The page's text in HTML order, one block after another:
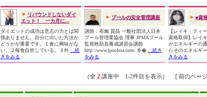
リバウンドしないダイ
エット！ 一カ月に...
ダイエットの成功は意志の力とは関
係ありません。自分に向いた方法か
どうかが重要です。１食に興味がな
い。２毎食自炊している。３外
...続
きをみる
プールの安全管理講座
講師：布施 賀晶 一般社団法人日本
プール管理業協会 理事 JPMAプール
監視救助員養成講習会講師
http://www.jpoolma.com/ 本�
...続き
をみる
■資
【レイキ・ティ
資格取得】レイ
がエネルギーの
らそのエネルギ
きをみる
（全 2 講座中 1-2件目を表示） [ 前のページ